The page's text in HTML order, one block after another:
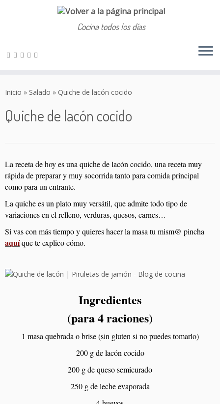
Cocina todos los días
Inicio » Salado » Quiche de lacón cocido
Quiche de lacón cocido
La receta de hoy es una quiche de lacón cocido, una receta muy
rápida de preparar y muy socorrida tanto para comida principal
como para un entrante.
La quiche es un plato muy versátil, que admite todo tipo de
variaciones en el relleno, verduras, quesos, carnes…
Si vas con más tiempo y quieres hacer la masa tu mism@ pincha
aquíque te explico cómo.
Ingredientes
(para 4 raciones)
1 masa quebrada o brise (sin gluten si no puedes tomarlo)
200 g de lacón cocido
200 g de queso semicurado
250 g de leche evaporada